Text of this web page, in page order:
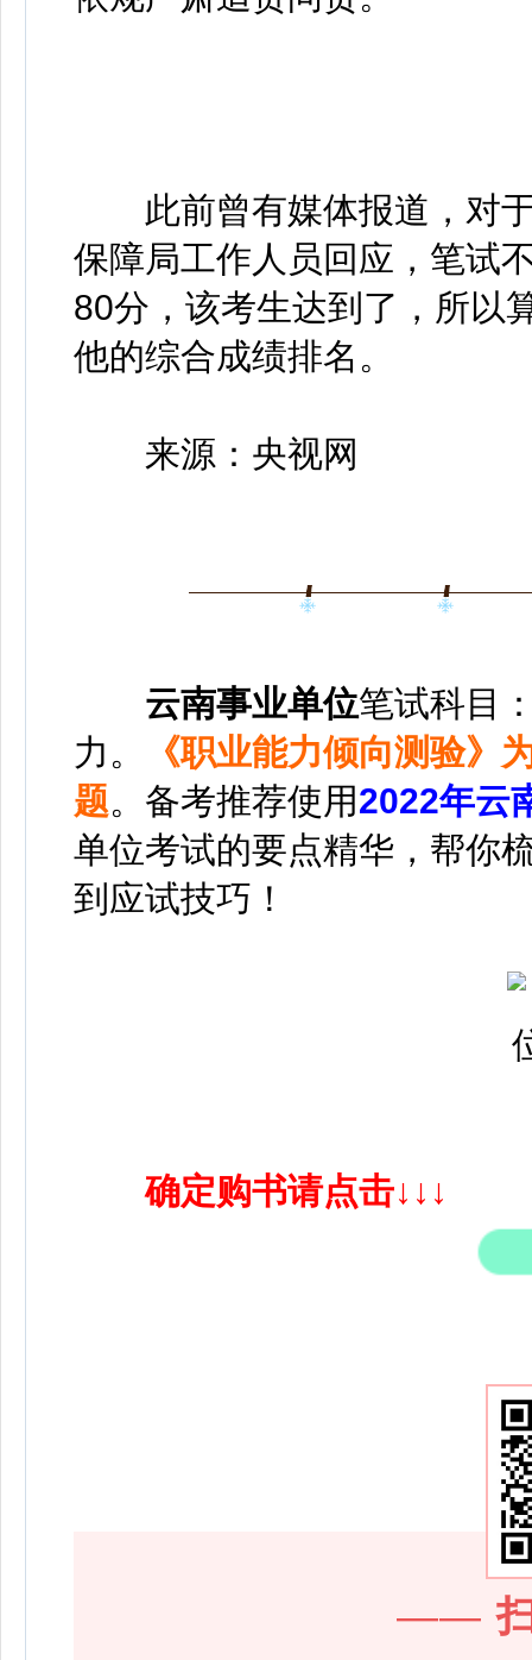
此前曾有媒体报道，对于
保障局工作人员回应，笔试
80分，该考生达到了，所以
他的综合成绩排名。
来源：央视网
云南事业单位笔试科目
力。
《职业能力倾向测验》
题。备考推荐使用2022年云
单位考试的要点精华，帮你
到应试技巧！
确定购书请点击↓↓↓
——